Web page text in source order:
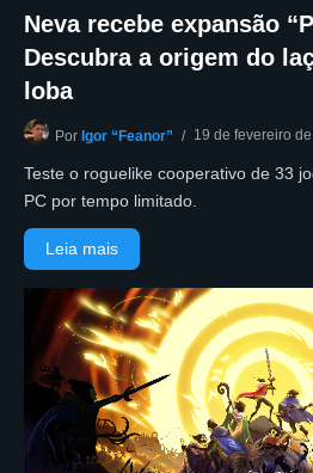
Neva recebe expansão
Descubra a origem do
loba
Por Igor “Feanor” 19 de fevereiro
Teste o roguelike cooperativo de 33
PC por tempo limitado.
Leia mais